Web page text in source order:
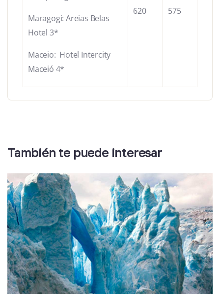
Maragogi: Areias Belas
Hotel 3*
Maceio: Hotel Intercity
Maceió 4*
620 575
También te puede interesar